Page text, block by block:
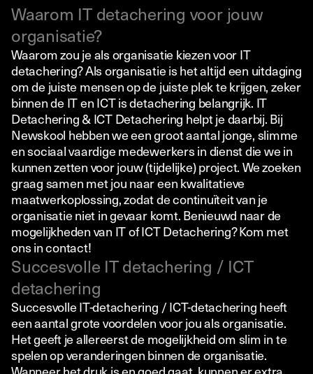
Waarom IT detachering voor jouw
organisatie?
Waarom zou je als organisatie kiezen voor IT
detachering? Als organisatie is het altijd een uitdaging
om de juiste mensen op de juiste plek te krijgen, zeker
binnen de IT en ICT is detachering belangrijk. IT
Detachering & ICT Detachering helpt je daarbij. Bij
Newskool hebben we een groot aantal jonge, slimme
en sociaal vaardige medewerkers in dienst die we in
kunnen zetten voor jouw (tijdelijke) project. We zoeken
graag samen met jou naar een kwalitatieve
maatwerkoplossing, zodat de continuïteit van je
organisatie niet in gevaar komt. Benieuwd naar de
mogelijkheden van IT of ICT Detachering? Kom met
ons in contact!
Succesvolle IT detachering / ICT
detachering
Succesvolle IT-detachering / ICT-detachering heeft
een aantal grote voordelen voor jou als organisatie.
Het geeft je allereerst de mogelijkheid om slim in te
spelen op veranderingen binnen de organisatie.